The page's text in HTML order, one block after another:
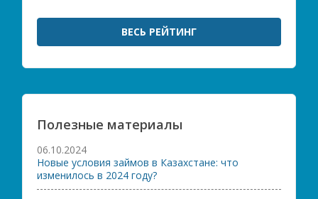
ВЕСЬ РЕЙТИНГ
Полезные материалы
06.10.2024
Новые условия займов в Казахстане: что
изменилось в 2024 году?